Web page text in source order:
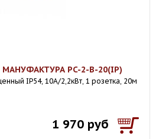
PC-2-B-20(IP)
IP54, 10A/2,2кВт, 1 розетка, 20м
1 970 руб